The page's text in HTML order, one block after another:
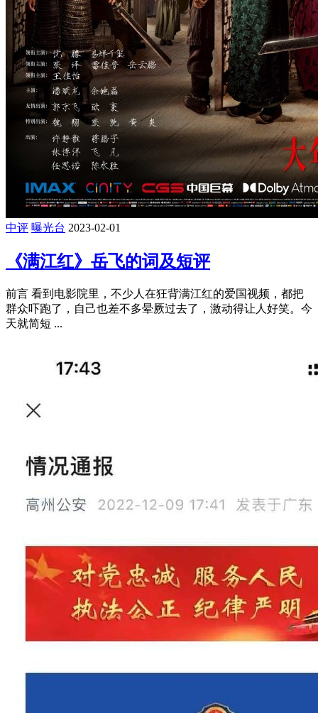
中评 曝光台 2023-02-01
《满江红》岳飞的词及短评
前言 看到电影院里，不少人在狂背满江红的爱国视频，都把
群众吓跑了，自己也差不多晕厥过去了，激动得让人好笑。今
天就简短 ...